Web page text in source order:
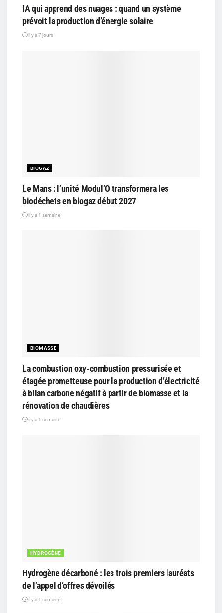
IA qui apprend des nuages : quand un système
prévoit la production d’énergie solaire
il y a 7 jours
BIOGAZ
Le Mans : l’unité Modul’O transformera les
biodéchets en biogaz début 2027
il y a 1 semaine
BIOMASSE
La combustion oxy-combustion pressurisée et
étagée prometteuse pour la production d’électricité
à bilan carbone négatif à partir de biomasse et la
rénovation de chaudières
il y a 1 semaine
HYDROGÈNE
Hydrogène décarboné : les trois premiers lauréats
de l’appel d’offres dévoilés
il y a 1 semaine